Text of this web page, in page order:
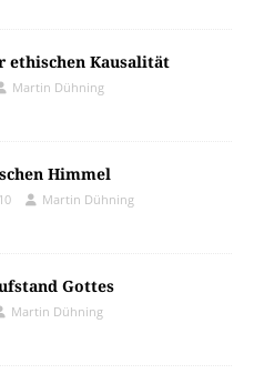
ethischen Kausalität
Martin Dühning
Himmel
Martin Dühning
Gottes
Martin Dühning